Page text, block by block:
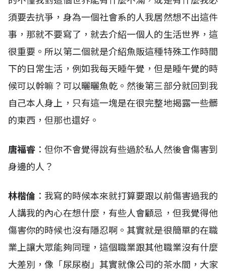
須要去抗爭，身為一個社會系的人我居然想不出這件
事，那就不要寫了，就去介紹一個人的生活世界，這
很重要。所以第二個就是介紹魚販這種特殊工作時間
下的日常生活，例如我每天睡午覺，但是睡午覺的時
候可以幹嘛？可以曬曬魚乾。然後第三部分就回到我
自己本人身上，只有這一塊是在很完整地揭露一些髒
的東西，但那也還好。
唐福睿 ：但你不會覺得說有些過於私人然後會傷害到
身邊的人？
林楷倫 ：我寫的時候本來就打算要跟以前傷害過我的
人講我的內心在想什麼，有些人會顧忌，但我覺得他
傷害你的時候也沒有隱忍啊。其實就是很簡單的在職
業上讓大眾能夠同理，這個職業跟其他職業沒有什麼
大差別，像「尿尿樹」其實就像公司的茶水間，大家